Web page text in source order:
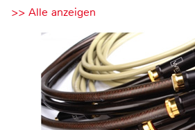
>> Alle anzeigen